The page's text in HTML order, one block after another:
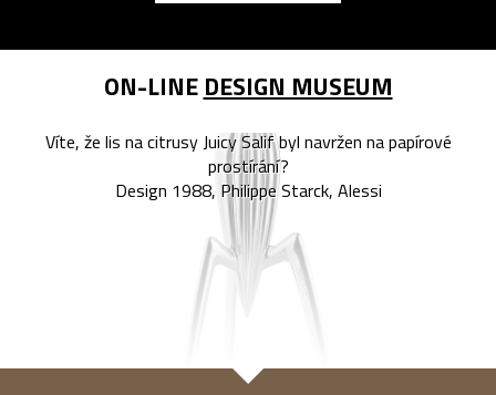
ON-LINE DESIGN MUSEUM
Víte, že lis na citrusy Juicy Salif byl navržen na papírové
prostírání?
Design 1988, Philippe Starck, Alessi